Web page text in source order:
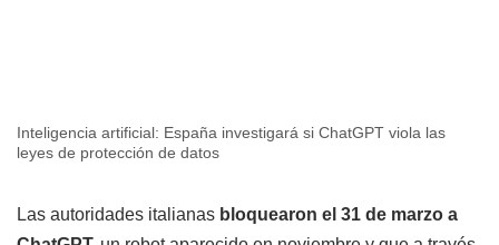
Inteligencia artificial: España investigará si ChatGPT viola las
leyes de protección de datos
Las autoridades italianas bloquearon el 31 de marzo a